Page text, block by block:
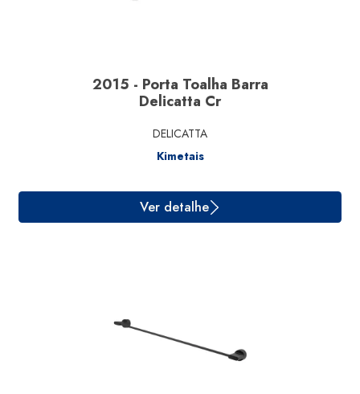
Ver detalhe
2015 - Porta Toalha Barra
Delicatta Cr
DELICATTA
Kimetais